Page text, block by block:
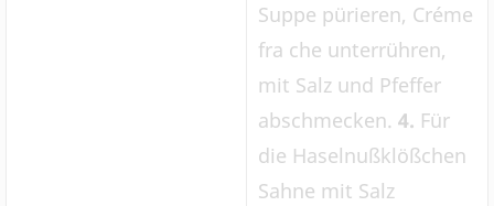
Suppe pürieren, Créme
fra che unterrühren,
mit Salz und Pfeffer
abschmecken. 4. Für
die Haselnußklößchen
Sahne mit Salz